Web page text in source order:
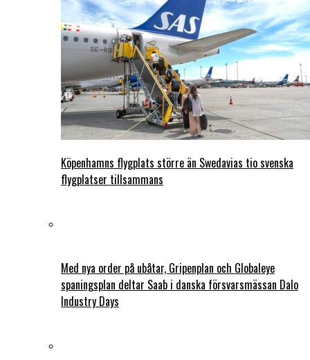
Köpenhamns flygplats större än Swedavias tio svenska
flygplatser tillsammans
Med nya order på ubåtar, Gripenplan och Globaleye
spaningsplan deltar Saab i danska försvarsmässan Dalo
Industry Days